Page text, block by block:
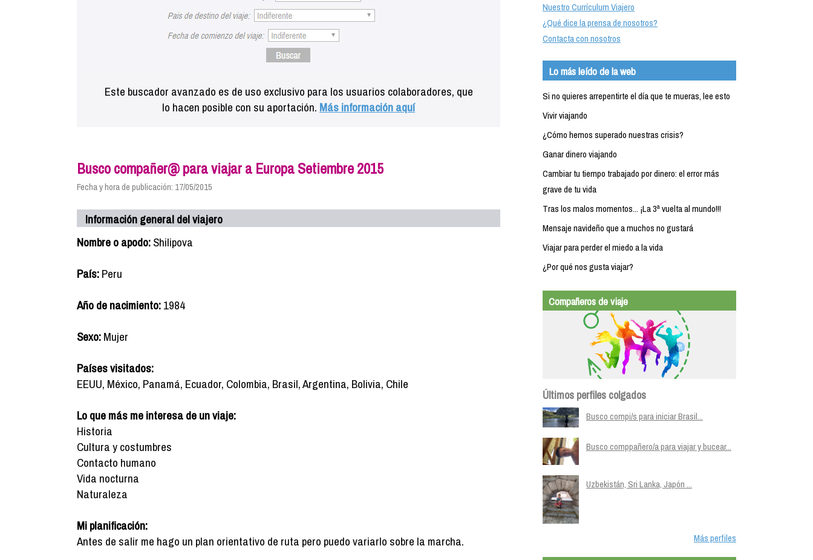
Este buscador avanzado es de uso exclusivo para los usuarios colaboradores, que
lo hacen posible con su aportación. Más información aquí
Busco compañer@ para viajar a Europa Setiembre 2015
Fecha y hora de publicación: 17/05/2015
Información general del viajero
Nombre o apodo:Shilipova
País:Peru
Año de nacimiento:1984
Sexo:Mujer
Países visitados:
EEUU, México, Panamá, Ecuador, Colombia, Brasil, Argentina, Bolivia, Chile
Lo que más me interesa de un viaje:
Historia
Cultura y costumbres
Contacto humano
Vida nocturna
Naturaleza
Mi planificación:
Antes de salir me hago un plan orientativo de ruta pero puedo variarlo sobre la marcha.
Nuestro Currículum Viajero
¿Qué dice la prensa de nosotros?
Contacta con nosotros
Lo más leído de la web
Si no quieres arrepentirte el día que te mueras, lee esto
Vivir viajando
¿Cómo hemos superado nuestras crisis?
Ganar dinero viajando
Cambiar tu tiempo trabajado por dinero: el error más
grave de tu vida
Tras los malos momentos... ¡La 3ª vuelta al mundo!!!
Mensaje navideño que a muchos no gustará
Viajar para perder el miedo a la vida
¿Por qué nos gusta viajar?
Compañeros de viaje
Últimos perfiles colgados
Busco compi/s para iniciar Brasil...
Busco comppañero/a para viajar y bucear...
Uzbekistán, Sri Lanka, Japón ...
Más perfiles